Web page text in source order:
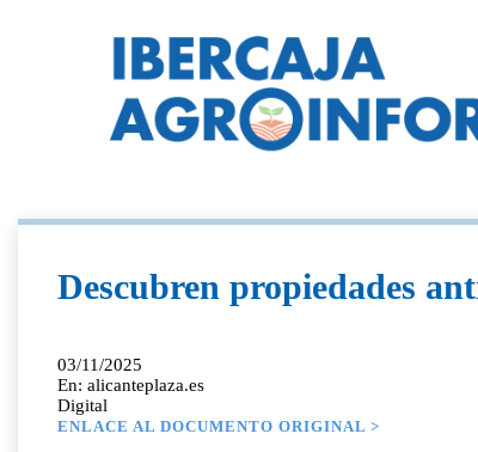
Descubren propiedades
03/11/2025
En: alicanteplaza.es
Digital
ENLACE AL DOCUMENTO ORIGINAL >